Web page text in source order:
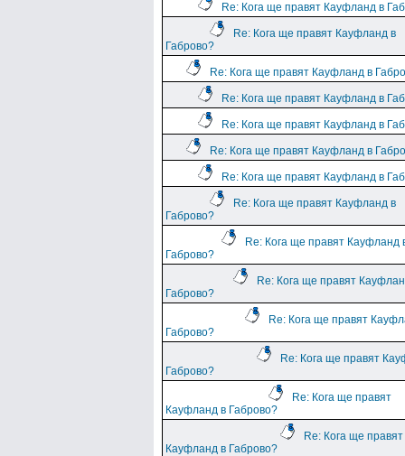
Re: Кога ще правят Кауфланд в
Re: Кога ще правят Кауфланд в
Габрово?
Re: Кога ще правят Кауфланд в
Re: Кога ще правят Кауфланд в
Re: Кога ще правят Кауфланд в
Re: Кога ще правят Кауфланд в
Re: Кога ще правят Кауфланд в
Re: Кога ще правят Кауфланд в
Габрово?
Re: Кога ще правят Кауфланд
Габрово?
Re: Кога ще правят
Габрово?
Re: Кога ще правят
Габрово?
Re: Кога ще правят
Габрово?
Re: Кога ще правят
Кауфланд в Габрово?
Re: Кога ще правят
Кауфланд в Габрово?